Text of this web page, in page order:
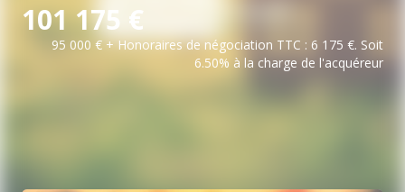
101 175 €
95 000 € + Honoraires de négociation TTC : 6 175 €. Soit
6.50% à la charge de l'acquéreur